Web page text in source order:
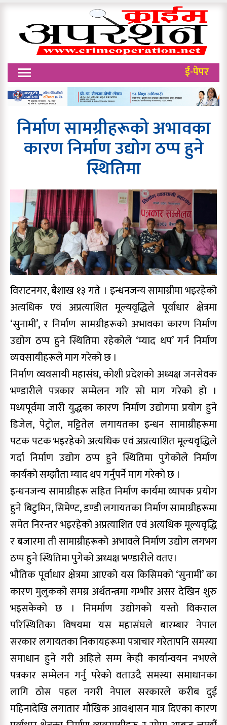
ई-पेपर
निर्माण सामग्रीहरूको अभावका
कारण निर्माण उद्योग ठप्प हुने
स्थितिमा
विराटनगर, बैशाख १३ गते । इन्धनजन्य सामाग्रीमा भइरहेको
अत्यधिक एवं अप्रत्याशित मूल्यवृद्धिले पूर्वाधार क्षेत्रमा
‘सुनामी’, र निर्माण सामग्रीहरूको अभावका कारण निर्माण
उद्योग ठप्प हुने स्थितिमा रहेकाेले ‘म्याद थप’ गर्न निर्माण
व्यवसायीहरूले माग गरेकाे छ ।
निर्माण व्यवसायी महासंघ, काेशी प्रदेशकाे अध्यक्ष जनसेवक
भण्डारीले पत्रकार सम्मेलन गरि साे माग गरेकाे हाे ।
मध्यपूर्वमा जारी युद्धका कारण निर्माण उद्योगमा प्रयोग हुने
डिजेल, पेट्रोल, मट्टितेल लगायतका इन्धन सामाग्रीहरूमा
पटक पटक भइरहेको अत्यधिक एवं अप्रत्याशित मूल्यवृद्धिले
गर्दा निर्माण उद्योग ठप्प हुने स्थितिमा पुगेकोले निर्माण
कार्यकाे सम्झौता म्याद थप गर्नुपर्ने माग गरेकाे छ ।
इन्धनजन्य सामाग्रीहरू सहित निर्माण कार्यमा व्यापक प्रयोग
हुने बिटुमिन, सिमेण्ट, डण्डी लगायतका निर्माण सामाग्रीहरूमा
समेत निरन्तर भइरहेको अप्रत्याशित एवं अत्यधिक मूल्यवृद्धि
र बजारमा ती सामाग्रीहरूको अभावले निर्माण उद्योग लगभग
ठप्प हुने स्थितिमा पुगेको अध्यक्ष भण्डारीले वतए।
भौतिक पूर्वाधार क्षेत्रमा आएको यस किसिमको ‘सुनामी’ का
कारण मुलुकको समग्र अर्थतन्त्रमा गम्भीर असर देखिन शुरु
भइसकेको छ । निमर्माण उद्योगको यस्तो विकराल
परिस्थितिका विषयमा यस महासंघले बारम्बार नेपाल
सरकार लगायतका निकायहरूमा पत्राचार गरेतापनि समस्या
समाधान हुने गरी अहिले सम्म केही कार्यान्वयन नभएले
पत्रकार सम्मेलन गर्नु परेकाे वताउदै समस्या समाधानका
लागि ठोस पहल नगरी नेपाल सरकारले करीब दुई
महिनादेखि लगातार मौखिक आवश्वासन मात्र दिएका कारण